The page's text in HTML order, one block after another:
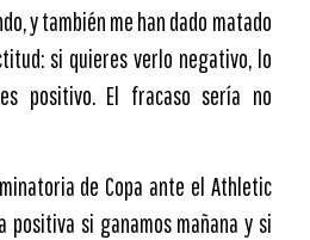
y también me han dado matado
si quieres verlo negativo, lo
positivo. El fracaso sería no
de Copa ante el Athletic
positiva si ganamos mañana y si